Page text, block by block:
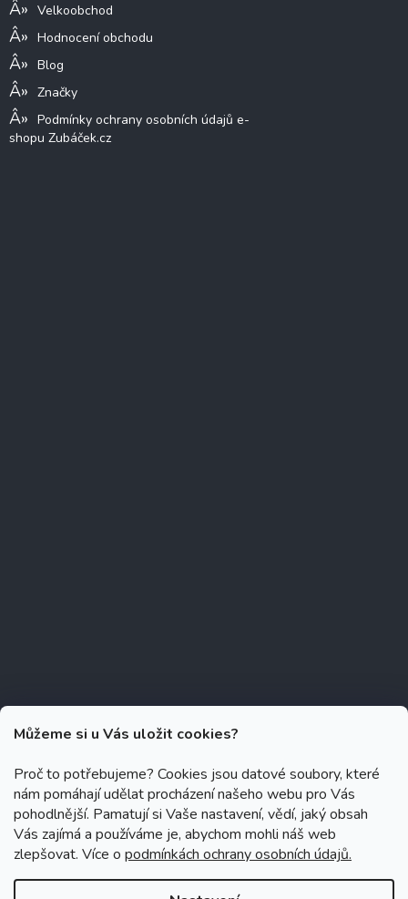
Můžeme si u Vás uložit cookies?
Proč to potřebujeme? Cookies jsou datové soubory, které
nám pomáhají udělat procházení našeho webu pro Vás
pohodlnější. Pamatují si Vaše nastavení, vědí, jaký obsah
Vás zajímá a používáme je, abychom mohli náš web
zlepšovat. Více o podmínkách ochrany osobních údajů.
Velkoobchod
Hodnocení obchodu
Blog
Značky
Podmínky ochrany osobních údajů e-
shopu Zubáček.cz
Copyright 2026 Zubáček.cz . Všechna práva vyhrazena.
Upravit
nastavení cookies
Grafický návrh vytvořil a na Shoptet implementoval Tomáš Hlad
Shoptetak.cz.